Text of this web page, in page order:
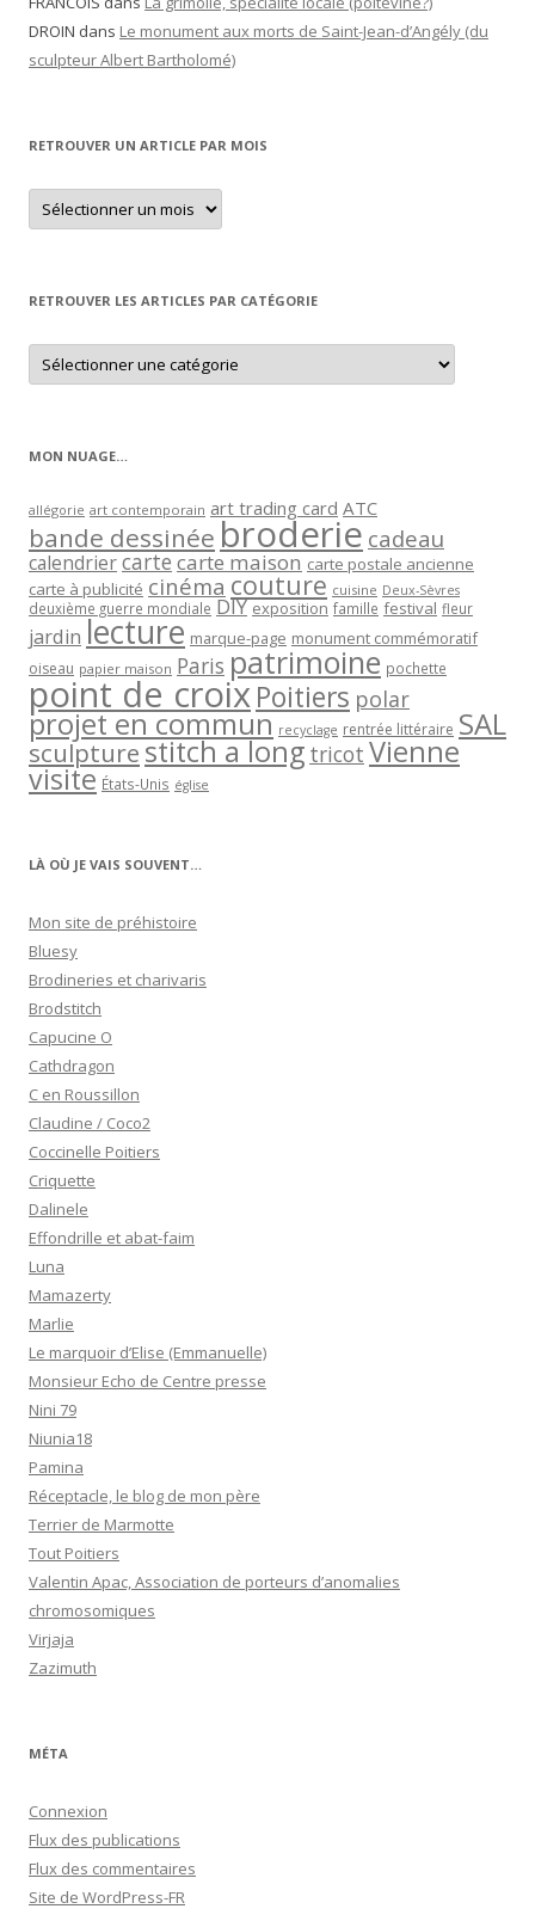
DROIN dans Le monument aux morts de Saint-Jean-d’Angély (du
sculpteur Albert Bartholomé)
RETROUVER UN ARTICLE PAR MOIS
Retrouver
un
article
RETROUVER LES ARTICLES PAR CATÉGORIE
Retrouver
les
articles
MON NUAGE…
allégorie art contemporain art trading card ATC
bande dessinée broderie cadeau
calendriercartecarte maison carte postale ancienne
carte à publicité cinéma couture cuisine Deux-Sèvres
deuxième guerre mondiale DIY exposition famille festival fleur
jardin lecture marque-page monument commémoratif
oiseau papier maison Paris patrimoine pochette
point de croixPoitiers polar
projet en commun recyclage rentrée littéraire SAL
sculpturestitch a long tricot Vienne
visite États-Unis église
LÀ OÙ JE VAIS SOUVENT…
Mon site de préhistoire
Bluesy
Brodineries et charivaris
Brodstitch
Capucine O
Cathdragon
C en Roussillon
Claudine / Coco2
Coccinelle Poitiers
Criquette
Dalinele
Effondrille et abat-faim
Luna
Mamazerty
Marlie
Le marquoir d’Elise (Emmanuelle)
Monsieur Echo de Centre presse
Nini 79
Niunia18
Pamina
Réceptacle, le blog de mon père
Terrier de Marmotte
Tout Poitiers
Valentin Apac, Association de porteurs d’anomalies
chromosomiques
Virjaja
Zazimuth
MÉTA
Connexion
Flux des publications
Flux des commentaires
Site de WordPress-FR